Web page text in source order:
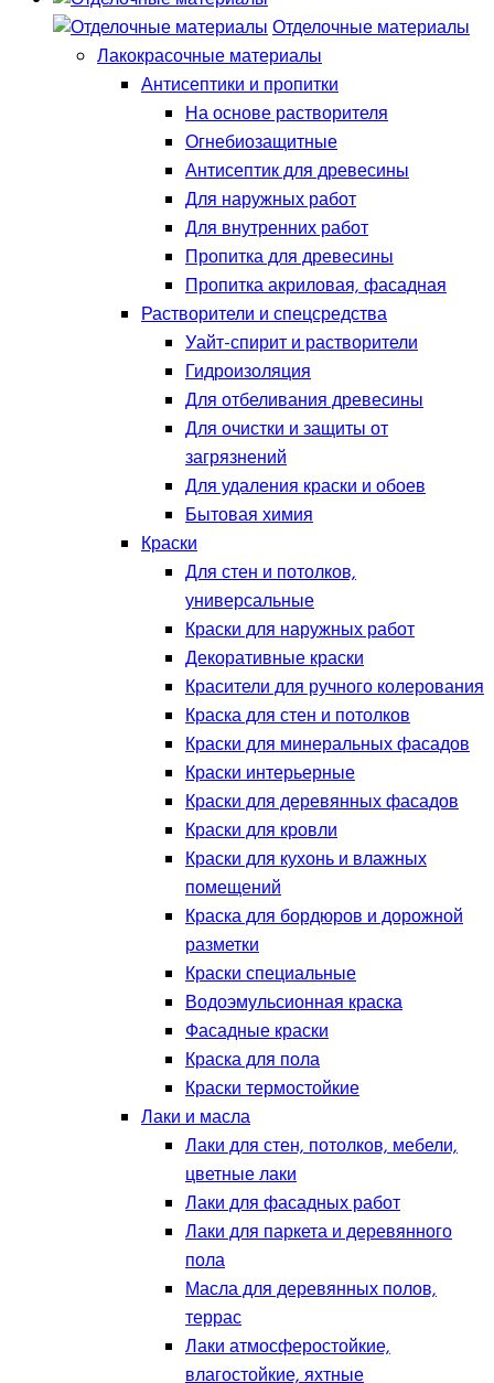
Отделочные материалы
Лакокрасочные материалы
Антисептики и пропитки
На основе растворителя
Огнебиозащитные
Антисептик для древесины
Для наружных работ
Для внутренних работ
Пропитка для древесины
Пропитка акриловая, фасадная
Растворители и спецсредства
Уайт-спирит и растворители
Гидроизоляция
Для отбеливания древесины
Для очистки и защиты от
загрязнений
Для удаления краски и обоев
Бытовая химия
Краски
Для стен и потолков,
универсальные
Краски для наружных работ
Декоративные краски
Красители для ручного колерования
Краска для стен и потолков
Краски для минеральных фасадов
Краски интерьерные
Краски для деревянных фасадов
Краски для кровли
Краски для кухонь и влажных
помещений
Краска для бордюров и дорожной
разметки
Краски специальные
Водоэмульсионная краска
Фасадные краски
Краска для пола
Краски термостойкие
Лаки и масла
Лаки для стен, потолков, мебели,
цветные лаки
Лаки для фасадных работ
Лаки для паркета и деревянного
пола
Масла для деревянных полов,
террас
Лаки атмосферостойкие,
влагостойкие, яхтные